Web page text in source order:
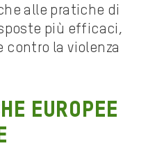
alle pratiche di
più efficaci,
contro la violenza
EUROPEE